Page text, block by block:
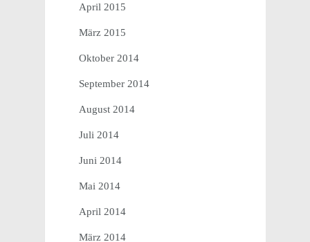
April 2015
März 2015
Oktober 2014
September 2014
August 2014
Juli 2014
Juni 2014
Mai 2014
April 2014
März 2014